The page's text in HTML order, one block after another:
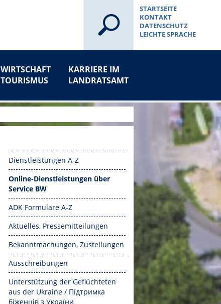
STARTSEITE
KONTAKT
DATENSCHUTZ
LEICHTE SPRACHE
WIRTSCHAFT
TOURISMUS
KARRIERE IM
LANDRATSAMT
Dienstleistungen A-Z
Online-Dienstleistungen über
Service BW
ADK Formulare A-Z
Aktuelles, Pressemitteilungen
Bekanntmachungen, Zustellungen
Ausschreibungen
Unterstützung der Geflüchteten
aus der Ukraine / Підтримка
біженців з України